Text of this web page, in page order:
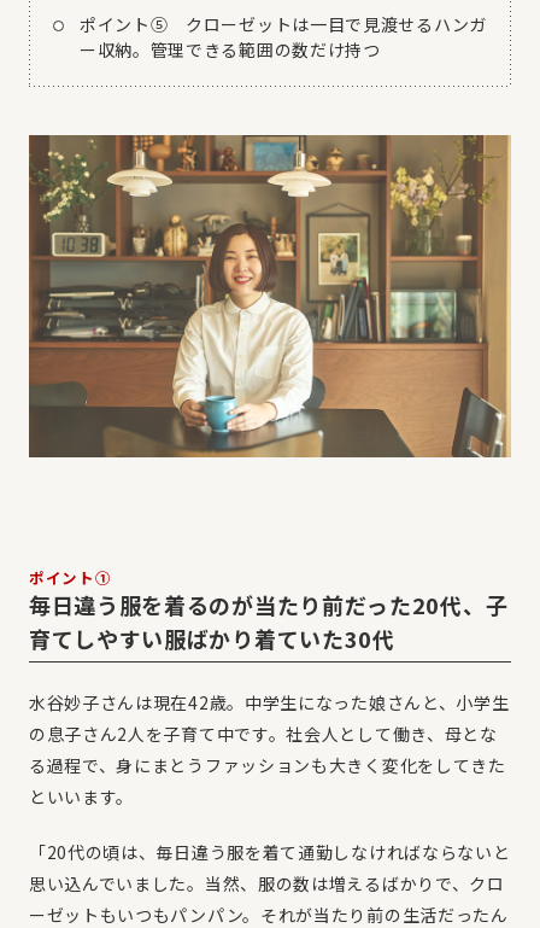
ポイント⑤ クローゼットは一目で見渡せるハンガ
ー収納。管理できる範囲の数だけ持つ
ポイント①
毎日違う服を着るのが当たり前だった20代、子
育てしやすい服ばかり着ていた30代
水谷妙子さんは現在42歳。中学生になった娘さんと、小学生
の息子さん2人を子育て中です。社会人として働き、母とな
る過程で、身にまとうファッションも大きく変化をしてきた
といいます。
「20代の頃は、毎日違う服を着て通勤しなければならないと
思い込んでいました。当然、服の数は増えるばかりで、クロ
ーゼットもいつもパンパン。それが当たり前の生活だったん